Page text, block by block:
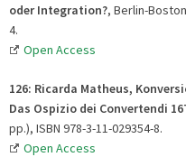
oder Integration?, Berlin-
4.
Open Access
126: Ricarda Matheus,
Das Ospizio dei Convertendi
pp.), ISBN 978-3-11-029354-8.
Open Access